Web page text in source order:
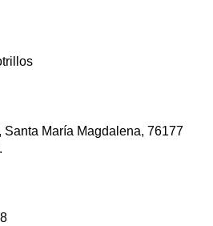
Santa María Magdalena, 76177